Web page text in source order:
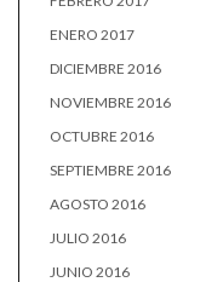
ENERO 2017
DICIEMBRE 2016
NOVIEMBRE 2016
OCTUBRE 2016
SEPTIEMBRE 2016
AGOSTO 2016
JULIO 2016
JUNIO 2016